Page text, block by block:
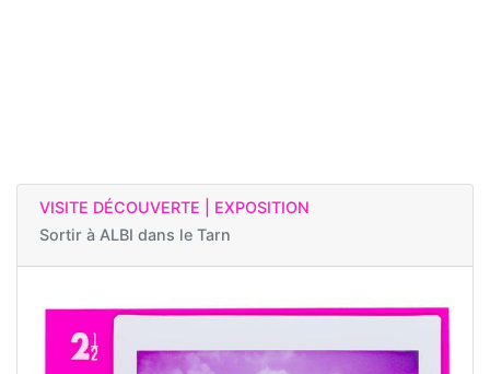
VISITE DÉCOUVERTE | EXPOSITION
Sortir à ALBI dans le Tarn